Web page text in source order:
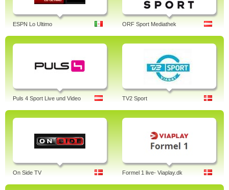
ESPN Lo Ultimo ORF Sport Mediathek
Puls 4 Sport Live und Video TV2 Sport
On Side TV Formel 1 live- Viaplay.dk